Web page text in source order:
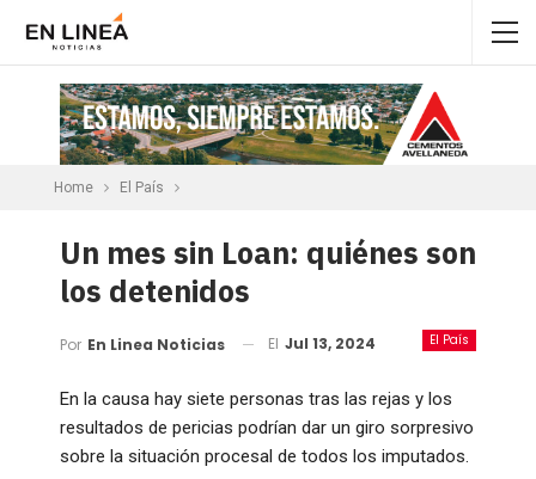
Home El País
Un mes sin Loan: quiénes son
los detenidos
El País
Por En Linea Noticias El Jul 13, 2024
En la causa hay siete personas tras las rejas y los
resultados de pericias podrían dar un giro sorpresivo
sobre la situación procesal de todos los imputados.